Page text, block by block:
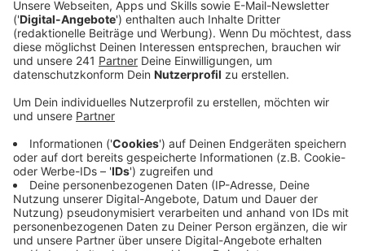
Adel Tawil macht zusammen mit Peachy
neuen Track
Anzeige
Vor kurzem überraschte Adel mit der Meldung, dass er
Vater geworden sei, denn sein Privatleben hält der 40-
jährige Sänger lieber unter Verschluss. Seine Rolle als
Vater hat einen anderen Drive in sein Leben gebracht
sagte Adel in einem Interview. Seine Musik hat an